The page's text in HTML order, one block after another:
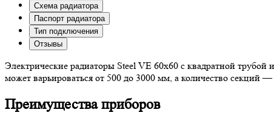
Схема радиатора
Паспорт радиатора
Тип подключения
Отзывы
Электрические радиаторы Steel VE 60х60 с квадратной
может варьироваться от 500 до 3000 мм, а количество
Преимущества приборов